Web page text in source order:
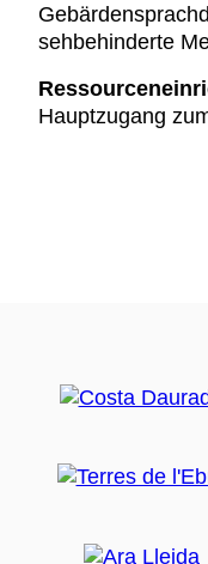
sehbehinderte
Hauptzugang